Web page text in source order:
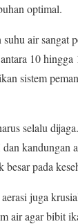
optimal.
suhu air sangat
10 hingga
sistem
selalu
kandungan
besar pada
juga
air agar bibit